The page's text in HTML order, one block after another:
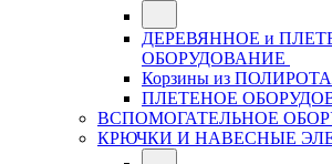
ДЕРЕВЯННОЕ и
ОБОРУДОВАНИЕ
Корзины из
ПЛЕТЕНОЕ
ВСПОМОГАТЕЛЬНОЕ
КРЮЧКИ И НАВЕСНЫЕ